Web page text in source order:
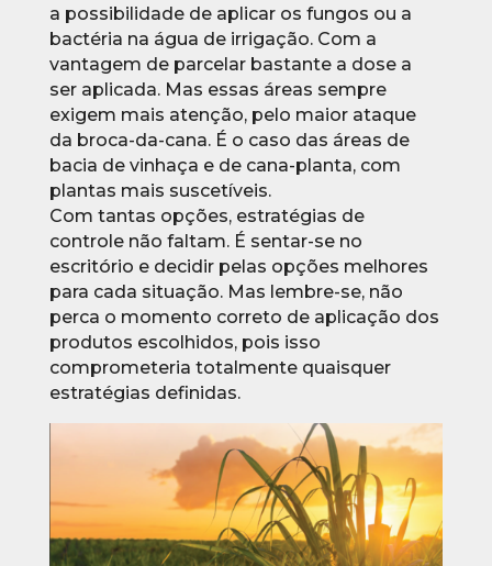
a possibilidade de aplicar os fungos ou a
bactéria na água de irrigação. Com a
vantagem de parcelar bastante a dose a
ser aplicada. Mas essas áreas sempre
exigem mais atenção, pelo maior ataque
da broca-da-cana. É o caso das áreas de
bacia de vinhaça e de cana-planta, com
plantas mais suscetíveis.
Com tantas opções, estratégias de
controle não faltam. É sentar-se no
escritório e decidir pelas opções melhores
para cada situação. Mas lembre-se, não
perca o momento correto de aplicação dos
produtos escolhidos, pois isso
comprometeria totalmente quaisquer
estratégias definidas.